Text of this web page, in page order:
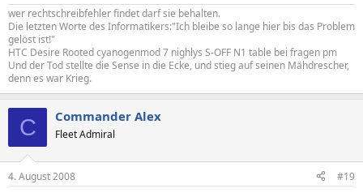
wer rechtschreibfehler findet darf sie behalten.
Die letzten Worte des Informatikers:"Ich bleibe so lange hier bis das Problem
gelöst ist!"
HTC Desire Rooted cyanogenmod 7 nighlys S-OFF N1 table bei fragen pm
Und der Tod stellte die Sense in die Ecke, und stieg auf seinen Mähdrescher,
denn es war Krieg.
C Commander Alex
Fleet Admiral
4. August 2008 #19